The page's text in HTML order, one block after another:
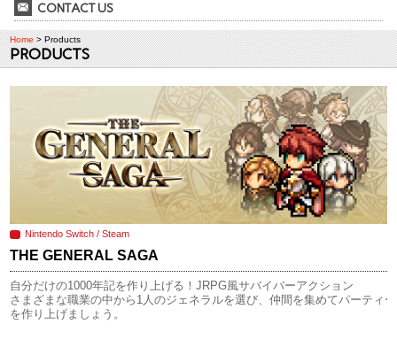
CONTACT US
Home> Products
PRODUCTS
Nintendo Switch / Steam
THE GENERAL SAGA
自分だけの1000年記を作り上げる！JRPG風サバイバーアクション
さまざまな職業の中から1人のジェネラルを選び、仲間を集めてパーティー
を作り上げましょう。